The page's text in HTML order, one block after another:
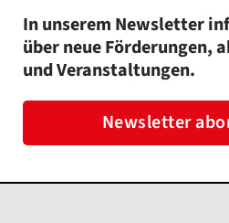
In unserem Newsletter
über neue Förderungen,
und Veranstaltungen.
Newsletter